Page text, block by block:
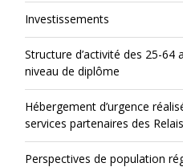
Investissements
Structure d’activité des 25-64
niveau de diplôme
Hébergement d’urgence
services partenaires des
Perspectives de population